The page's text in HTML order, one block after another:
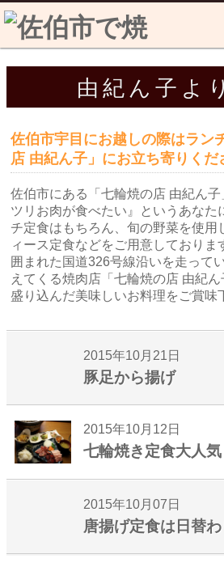
由紀ん子よ
佐伯市宇目にお越しの際はラン
店 由紀ん子」にお立ち寄りくだ
佐伯市にある「七輪焼の店 由紀ん
ツリお肉が食べたい』というあなた
チ定食はもちろん、旬の野菜を使用
ィース定食などをご用意しておりま
囲まれた国道326号線沿いを走って
えてくる焼肉店「七輪焼の店 由紀
盛り込んだ美味しいお料理をご賞味
2015年10月21日
豚足から揚げ
2015年10月12日
七輪焼き定食大人気
2015年10月07日
唐揚げ定食は日替